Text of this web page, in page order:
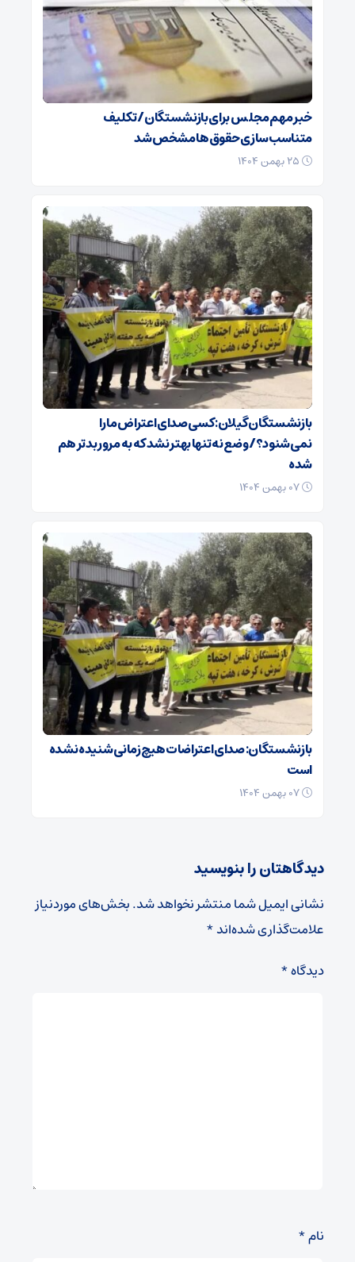
خبر مهم مجلس برای بازنشستگان/ تکلیف
متناسب‌سازی حقوق‌ها مشخص شد
بازنشستگان گیلان: کسی صدای اعتراض ما را
نمی‌شنود؟/ وضع نه تنها بهتر نشد که به مرور بدتر هم
شده
بازنشستگان: صدای اعتراضات هیچ زمانی شنیده نشده
است
دیدگاهتان را بنویسید
نشانی ایمیل شما منتشر نخواهد شد.بخش‌های موردنیاز
علامت‌گذاری شده‌اند*
دیدگاه*
نام*